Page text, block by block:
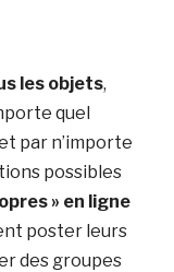
les objets,
quel
par n’importe
possibles
» en ligne
poster leurs
des groupes